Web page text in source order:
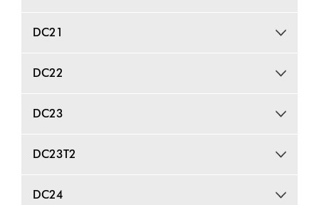
DC21
DC22
DC23
DC23T2
DC24